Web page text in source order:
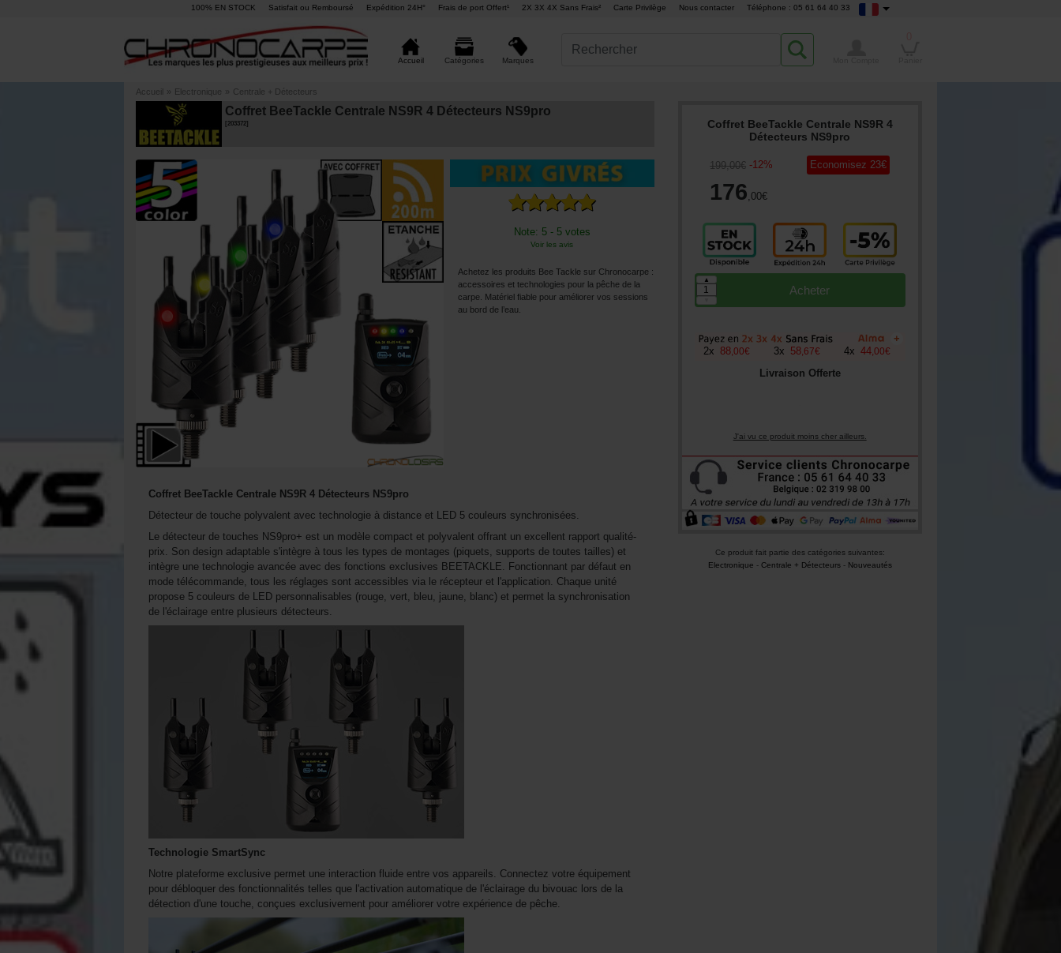
100% EN STOCK Satisfait ou Remboursé Expédition 24H° Frais de port Offert¹ 2X 3X 4X Sans Frais² Carte Privilège Nous contacter Téléphone : 05 61 64 40 33
Accueil Catégories Marques
Accueil » Electronique » Centrale + Détecteurs
Coffret BeeTackle Centrale NS9R 4 Détecteurs NS9pro
203372]
Note: 5 - 5 votes
Voir les avis
Achetez les produits Bee Tackle sur Chronocarpe :
accessoires et technologies pour la pêche de la
carpe. Matériel fiable pour améliorer vos sessions
au bord de l’eau.
Coffret BeeTackle Centrale NS9R 4
Détecteurs NS9pro
199,00€ -12%
176,00€
Economisez 23€
Acheter
▲
+
2x 88 ,00€ 3x 58 67€ 4x 44 ,00€
Livraison Offerte
J'ai vu ce produit moins cher ailleurs.
Ce produit fait partie des catégories suivantes:
Electronique - Centrale + Détecteurs- Nouveautés
Coffret BeeTackle Centrale NS9R 4 Détecteurs NS9pro
Détecteur de touche polyvalent avec technologie à distance et LED 5 couleurs synchronisées.
Le détecteur de touches NS9pro+ est un modèle compact et polyvalent offrant un excellent rapport qualité-
prix. Son design adaptable s'intègre à tous les types de montages (piquets, supports de toutes tailles) et
intègre une technologie avancée avec des fonctions exclusives BEETACKLE. Fonctionnant par défaut en
mode télécommande, tous les réglages sont accessibles via le récepteur et l'application. Chaque unité
propose 5 couleurs de LED personnalisables (rouge, vert, bleu, jaune, blanc) et permet la synchronisation
de l'éclairage entre plusieurs détecteurs.
Technologie SmartSync
Notre plateforme exclusive permet une interaction fluide entre vos appareils. Connectez votre équipement
pour débloquer des fonctionnalités telles que l'activation automatique de l'éclairage du bivouac lors de la
détection d'une touche, conçues exclusivement pour améliorer votre expérience de pêche.